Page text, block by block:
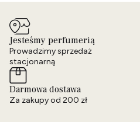
Jesteśmy perfumerią
Prowadzimy sprzedaż
stacjonarną
Darmowa dostawa
Za zakupy od 200 zł